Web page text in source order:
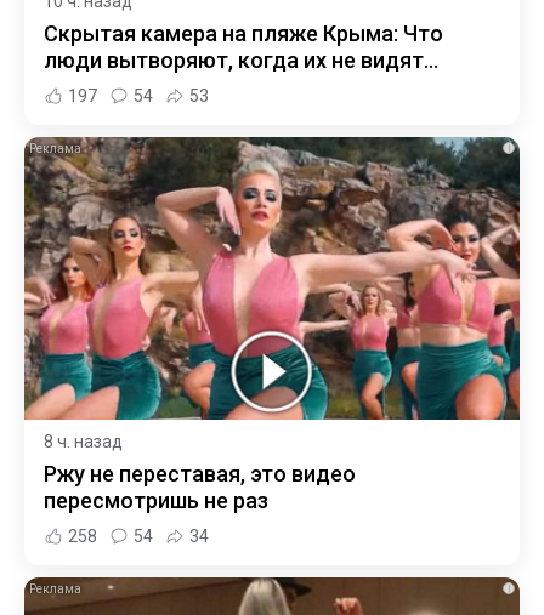
Скрытая камера на пляже Крыма: Что
люди вытворяют, когда их не видят...
197 54 53
i
8 ч. назад
Ржу не переставая, это видео
пересмотришь не раз
258 54 34
i